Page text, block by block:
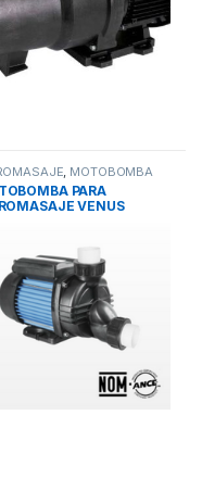
MOTOBOMBA
, PISCINAS
PARA
VENUS